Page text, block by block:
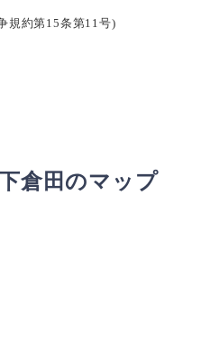
規約第15条第11号)
倉田のマップ